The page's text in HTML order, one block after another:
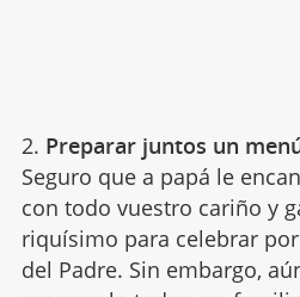
2. Preparar juntos un
Seguro que a papá le
con todo vuestro cariño y
riquísimo para celebrar
del Padre. Sin embargo,